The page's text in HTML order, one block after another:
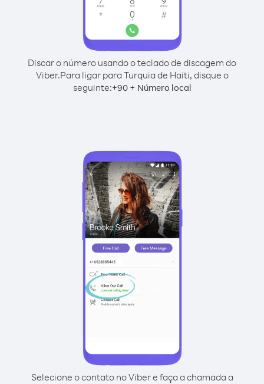
Discar o número usando o teclado de discagem do
Viber.Para ligar para Turquia de Haiti, disque o
seguinte:+90+ Número local
Selecione o contato no Viber e faça a chamada a